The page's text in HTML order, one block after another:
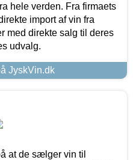
hele verden. Fra firmaets
import af vin fra
med direkte salg til deres
udvalg.
JyskVin.dk
at de sælger vin til